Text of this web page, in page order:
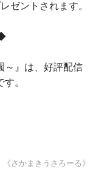
ゼントされます。
～』は、好評配信
。
《さかまきうさろーる》